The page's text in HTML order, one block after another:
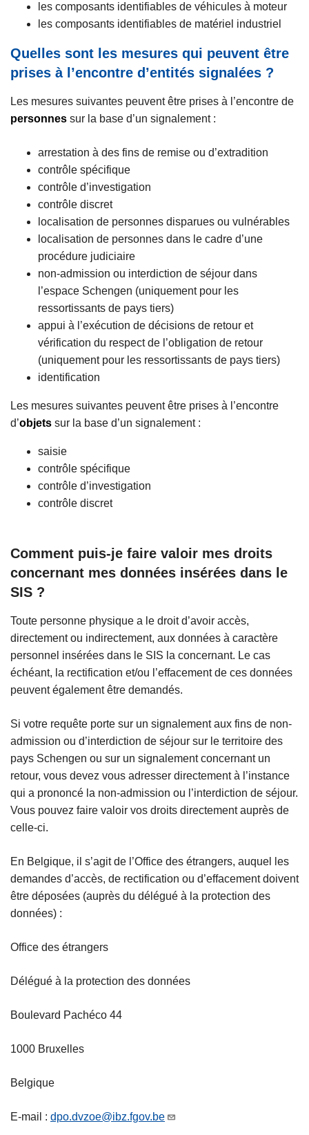
les composants identifiables de véhicules à moteur
les composants identifiables de matériel industriel
Quelles sont les mesures qui peuvent être
prises à l’encontre d’entités signalées ?
Les mesures suivantes peuvent être prises à l’encontre de
personnes sur la base d’un signalement :
arrestation à des fins de remise ou d’extradition
contrôle spécifique
contrôle d’investigation
contrôle discret
localisation de personnes disparues ou vulnérables
localisation de personnes dans le cadre d’une
procédure judiciaire
non-admission ou interdiction de séjour dans
l’espace Schengen (uniquement pour les
ressortissants de pays tiers)
appui à l’exécution de décisions de retour et
vérification du respect de l’obligation de retour
(uniquement pour les ressortissants de pays tiers)
identification
Les mesures suivantes peuvent être prises à l’encontre
d’objets sur la base d’un signalement :
saisie
contrôle spécifique
contrôle d’investigation
contrôle discret
Comment puis-je faire valoir mes droits
concernant mes données insérées dans le
SIS ?
Toute personne physique a le droit d’avoir accès,
directement ou indirectement, aux données à caractère
personnel insérées dans le SIS la concernant. Le cas
échéant, la rectification et/ou l’effacement de ces données
peuvent également être demandés.
Si votre requête porte sur un signalement aux fins de non-
admission ou d’interdiction de séjour sur le territoire des
pays Schengen ou sur un signalement concernant un
retour, vous devez vous adresser directement à l’instance
qui a prononcé la non-admission ou l’interdiction de séjour.
Vous pouvez faire valoir vos droits directement auprès de
celle-ci.
En Belgique, il s’agit de l’Office des étrangers, auquel les
demandes d’accès, de rectification ou d’effacement doivent
être déposées (auprès du délégué à la protection des
données) :
Office des étrangers
Délégué à la protection des données
Boulevard Pachéco 44
1000 Bruxelles
Belgique
E-mail : dpo.dvzoe@ibz.fgov.be